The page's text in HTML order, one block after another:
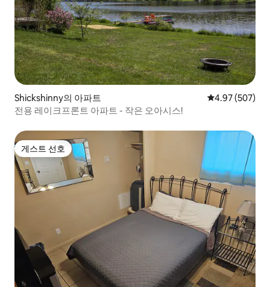
Shickshinny의 아파트 평점 4.97점(5
4.97 (507)
전용 레이크프론트 아파트 - 작은 오아시스!
게스트 선호
게스트 선호